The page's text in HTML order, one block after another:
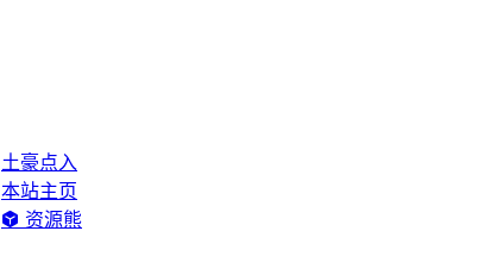
土豪点入
本站主页
资源熊